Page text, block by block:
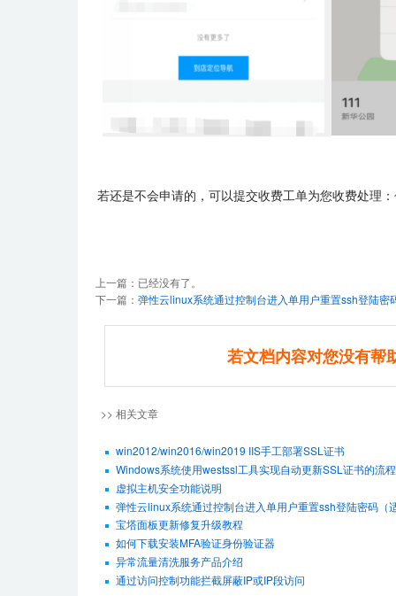
若还是不会申请的，可以提交收费工单为您收费处理：
上一篇：已经没有了。
下一篇： 弹性云linux系统通过控制台进入单用户重置ssh登陆密
若文档内容对您没有帮
>> 相关文章
win2012/win2016/win2019 IIS手工部署SSL证书
Windows系统使用westssl工具实现自动更新SSL证书的流程
虚拟主机安全功能说明
弹性云linux系统通过控制台进入单用户重置ssh登陆密码（
宝塔面板更新修复升级教程
如何下载安装MFA验证身份验证器
异常流量清洗服务产品介绍
通过访问控制功能拦截屏蔽IP或IP段访问